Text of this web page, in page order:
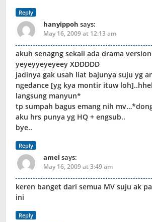
Reply
hanyippoh says:
May 16, 2009 at 12:13 am
akuh senagng sekali ada drama
yeyeyyeyeyeey XDDDDD
jadinya gak usah liat bajunya suju yg
ngedance [yg kya montir ituw
langsung manyun*
tp sumpah bagus emang nih
aku hrs punya yg HQ + engsub..
bye..
Reply
amel says:
May 16, 2009 at 3:49 am
keren banget dari semua MV suju ak
ini
Reply